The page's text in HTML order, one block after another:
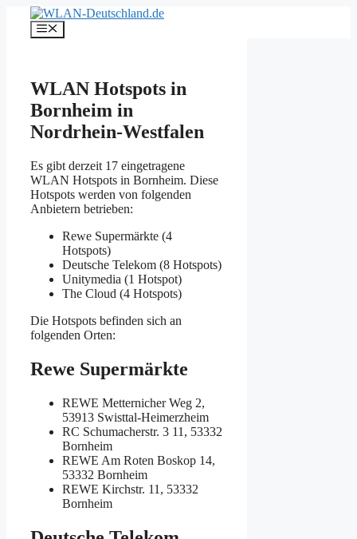
Inhalt
springen
Menü
WLAN Hotspots in
Bornheim in
Nordrhein-Westfalen
Es gibt derzeit 17 eingetragene
WLAN Hotspots in Bornheim. Diese
Hotspots werden von folgenden
Anbietern betrieben:
Rewe Supermärkte (4
Hotspots)
Deutsche Telekom (8 Hotspots)
Unitymedia (1 Hotspot)
The Cloud (4 Hotspots)
Die Hotspots befinden sich an
folgenden Orten:
Rewe Supermärkte
REWE Metternicher Weg 2,
53913 Swisttal-Heimerzheim
RC Schumacherstr. 3 11, 53332
Bornheim
REWE Am Roten Boskop 14,
53332 Bornheim
REWE Kirchstr. 11, 53332
Bornheim